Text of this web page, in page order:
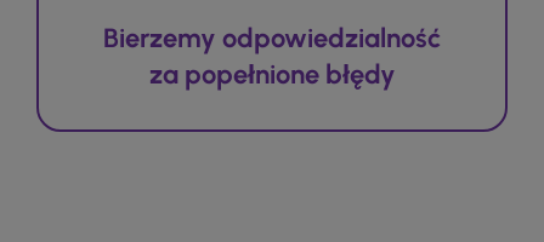
Bierzemy odpowiedzialność
za popełnione błędy